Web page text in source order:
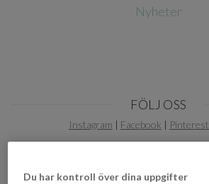
Nyheter
FÖLJ OSS
Instagram | Facebook | Pinterest
Du har kontroll över dina uppgifter